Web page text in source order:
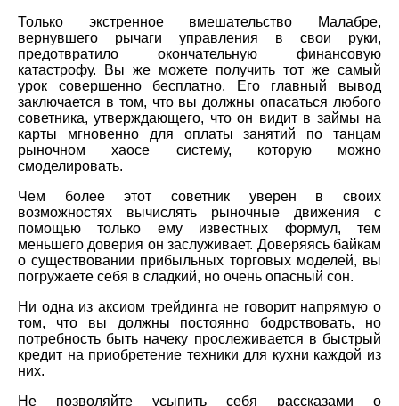
Только экстренное вмешательство Малабре,
вернувшего рычаги управления в свои руки,
предотвратило окончательную финансовую
катастрофу. Вы же можете получить тот же самый
урок совершенно бесплатно. Его главный вывод
заключается в том, что вы должны опасаться любого
советника, утверждающего, что он видит в займы на
карты мгновенно для оплаты занятий по танцам
рыночном хаосе систему, которую можно
смоделировать.
Чем более этот советник уверен в своих
возможностях вычислять рыночные движения с
помощью только ему известных формул, тем
меньшего доверия он заслуживает. Доверяясь байкам
о существовании прибыльных торговых моделей, вы
погружаете себя в сладкий, но очень опасный сон.
Ни одна из аксиом трейдинга не говорит напрямую о
том, что вы должны постоянно бодрствовать, но
потребность быть начеку прослеживается в быстрый
кредит на приобретение техники для кухни каждой из
них.
Не позволяйте усыпить себя рассказами о